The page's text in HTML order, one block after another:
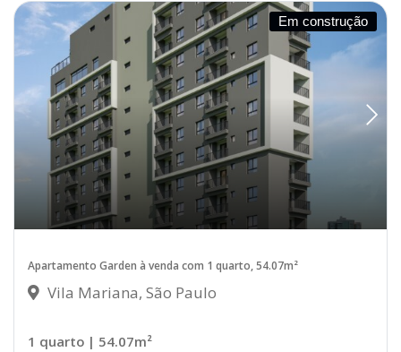
Em construção
Apartamento Garden à venda com 1 quarto, 54.07m²
Vila Mariana, São Paulo
1 quarto | 54.07m²